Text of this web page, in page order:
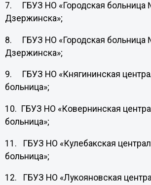
7. ГБУЗ НО «Городская больница
Дзержинска»;
8. ГБУЗ НО «Городская больница
Дзержинска»;
9. ГБУЗ НО «Княгининская
больница»;
10. ГБУЗ НО «Ковернинская
больница»;
11. ГБУЗ НО «Кулебакская
больница»;
12. ГБУЗ НО «Лукояновская